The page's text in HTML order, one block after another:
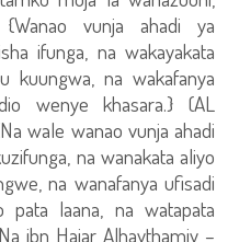
vunja ahadi ya
ifunga, na wakayakata
kuungwa, na wakafanya
wenye khasara.} (AL
wale wanao vunja ahadi
na wanakata aliyo
na wanafanya ufisadi
pata laana, na watapata
ibn Hajar Alhaythamiy –